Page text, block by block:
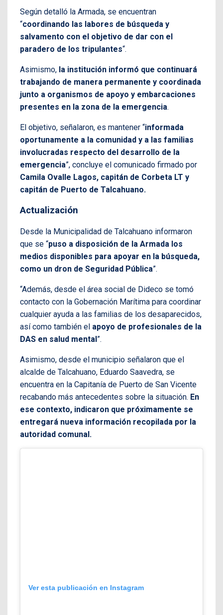
Según detalló la Armada, se encuentran
“coordinando las labores de búsqueda y
salvamento con el objetivo de dar con el
paradero de los tripulantes“.
Asimismo, la institución informó que continuará
trabajando de manera permanente y coordinada
junto a organismos de apoyo y embarcaciones
presentes en la zona de la emergencia.
El objetivo, señalaron, es mantener “informada
oportunamente a la comunidad y a las familias
involucradas respecto del desarrollo de la
emergencia”, concluye el comunicado firmado por
Camila Ovalle Lagos, capitán de Corbeta LT y
capitán de Puerto de Talcahuano.
Actualización
Desde la Municipalidad de Talcahuano informaron
que se “puso a disposición de la Armada los
medios disponibles para apoyar en la búsqueda,
como un dron de Seguridad Pública”.
“Además, desde el área social de Dideco se tomó
contacto con la Gobernación Marítima para coordinar
cualquier ayuda a las familias de los desaparecidos,
así como también el apoyo de profesionales de la
DAS en salud mental”.
Asimismo, desde el municipio señalaron que el
alcalde de Talcahuano, Eduardo Saavedra, se
encuentra en la Capitanía de Puerto de San Vicente
recabando más antecedentes sobre la situación. En
ese contexto, indicaron que próximamente se
entregará nueva información recopilada por la
autoridad comunal.
Ver esta publicación en Instagram